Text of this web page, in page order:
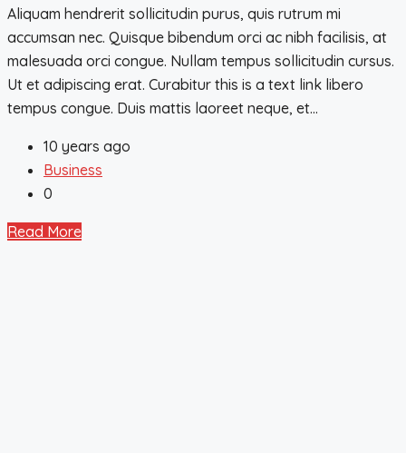
Aliquam hendrerit sollicitudin purus, quis rutrum mi
accumsan nec. Quisque bibendum orci ac nibh facilisis, at
malesuada orci congue. Nullam tempus sollicitudin cursus.
Ut et adipiscing erat. Curabitur this is a text link libero
tempus congue. Duis mattis laoreet neque, et...
10 years ago
Business
0
Read More